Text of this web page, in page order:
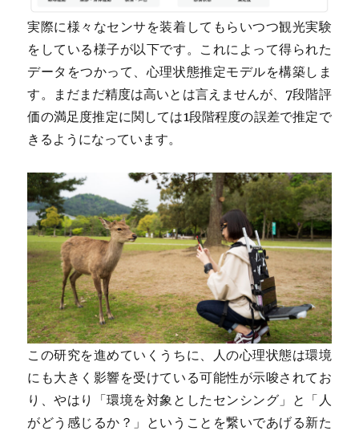
実際に様々なセンサを装着してもらいつつ観光実験
をしている様子が以下です。これによって得られた
データをつかって、心理状態推定モデルを構築しま
す。まだまだ精度は高いとは言えませんが、7段階評
価の満足度推定に関しては1段階程度の誤差で推定で
きるようになっています。
この研究を進めていくうちに、人の心理状態は環境
にも大きく影響を受けている可能性が示唆されてお
り、やはり「環境を対象としたセンシング」と「人
がどう感じるか？」ということを繋いであげる新た